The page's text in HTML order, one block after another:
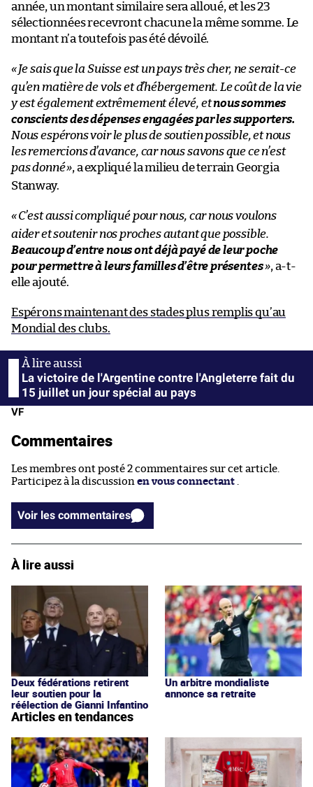
année, un montant similaire sera alloué, et les 23
sélectionnées recevront chacune la même somme. Le
montant n’a toutefois pas été dévoilé.
«Je sais que la Suisse est un pays très cher, ne serait-ce
qu’en matière de vols et d’hébergement. Le coût de la vie
y est également extrêmement élevé, etnous sommes
conscients des dépenses engagées par les supporters.
Nous espérons voir le plus de soutien possible, et nous
les remercions d’avance, car nous savons que ce n’est
pas donné», a expliqué la milieu de terrain Georgia
Stanway.
«C’est aussi compliqué pour nous, car nous voulons
aider et soutenir nos proches autant que possible.
Beaucoup d’entre nous ont déjà payé de leur poche
pour permettre à leurs familles d’être présentes», a-t-
elle ajouté.
Espérons maintenant des stades plus remplis qu’au
Mondial des clubs.
La victoire de l'Argentine contre l'Angleterre fait du
15 juillet un jour spécial au pays
VF
Commentaires
Les membres ont posté 2 commentaires sur cet article.
Participez à la discussion en vous connectant .
Voir les commentaires
À lire aussi
Deux fédérations retirent
leur soutien pour la
réélection de Gianni Infantino
Un arbitre mondialiste
annonce sa retraite
Articles en tendances